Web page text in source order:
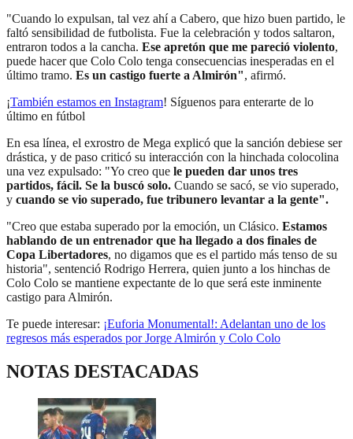
"Cuando lo expulsan, tal vez ahí a Cabero, que hizo buen partido, le
faltó sensibilidad de futbolista. Fue la celebración y todos saltaron,
entraron todos a la cancha. Ese apretón que me pareció violento,
puede hacer que Colo Colo tenga consecuencias inesperadas en el
último tramo. Es un castigo fuerte a Almirón", afirmó.
¡También estamos en Instagram! Síguenos para enterarte de lo
último en fútbol
En esa línea, el exrostro de Mega explicó que la sanción debiese ser
drástica, y de paso criticó su interacción con la hinchada colocolina
una vez expulsado: "Yo creo que le pueden dar unos tres
partidos, fácil. Se la buscó solo. Cuando se sacó, se vio superado,
y cuando se vio superado, fue tribunero levantar a la gente".
"Creo que estaba superado por la emoción, un Clásico. Estamos
hablando de un entrenador que ha llegado a dos finales de
Copa Libertadores, no digamos que es el partido más tenso de su
historia", sentenció Rodrigo Herrera, quien junto a los hinchas de
Colo Colo se mantiene expectante de lo que será este inminente
castigo para Almirón.
Te puede interesar: ¡Euforia Monumental!: Adelantan uno de los
regresos más esperados por Jorge Almirón y Colo Colo
NOTAS DESTACADAS